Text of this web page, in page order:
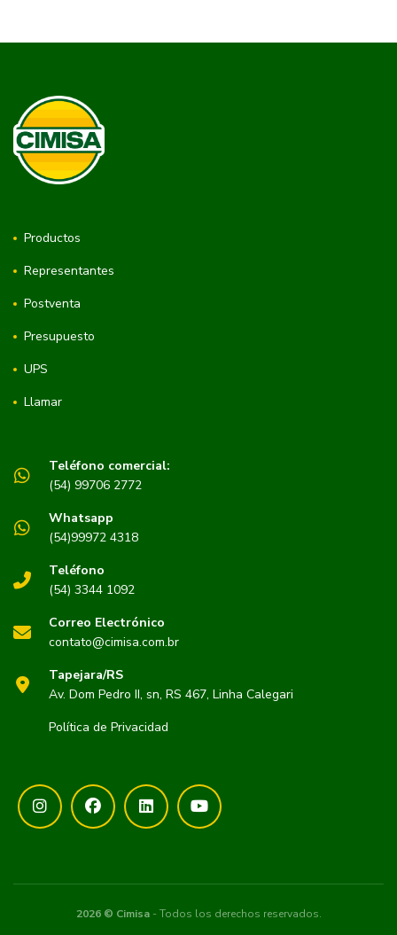
Productos
Representantes
Postventa
Presupuesto
UPS
Llamar
Teléfono comercial:
(54) 99706 2772
Whatsapp
(54)99972 4318
Teléfono
(54) 3344 1092
Correo Electrónico
contato@cimisa.com.br
Tapejara/RS
Av. Dom Pedro II, sn, RS 467, Linha Calegari
Política de Privacidad
2026 © Cimisa- Todos los derechos reservados.